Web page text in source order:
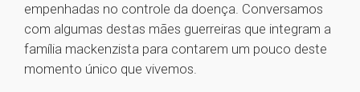
empenhadas no controle da doença. Conversamos
com algumas destas mães guerreiras que integram a
família mackenzista para contarem um pouco deste
momento único que vivemos.